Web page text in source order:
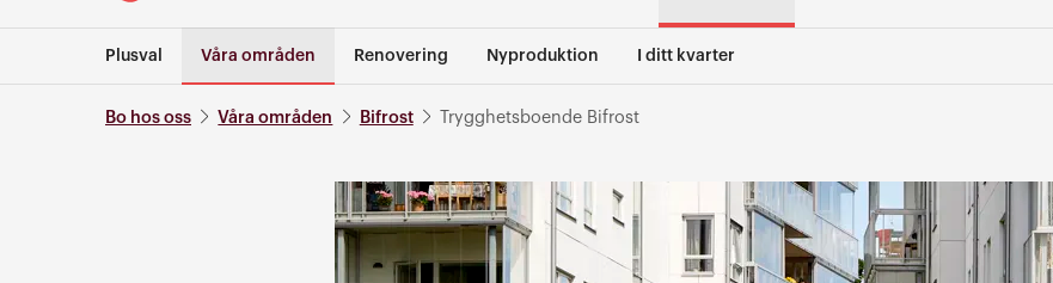
Plusval Våra områden Renovering Nyproduktion I ditt kvarter
Bo hos oss Våra områden Bifrost Trygghetsboende Bifrost